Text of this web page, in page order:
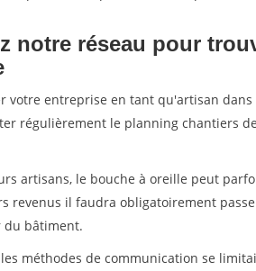
notre réseau pour
votre entreprise en tant qu'artisan
régulièrement le planning chantiers
artisans, le bouche à oreille peut
revenus il faudra obligatoirement
du bâtiment.
méthodes de communication se